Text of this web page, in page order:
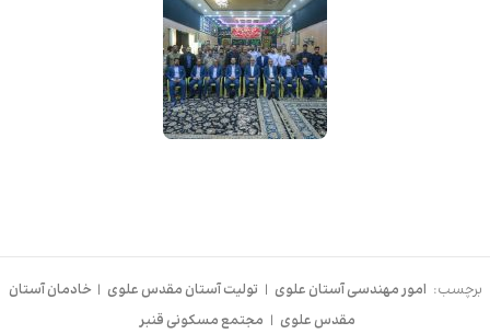
برچسب: امور مهندسی آستان علوی | تولیت آستان مقدس علوی | خادمان آستان
مقدس علوی | مجتمع مسکونی قنبر